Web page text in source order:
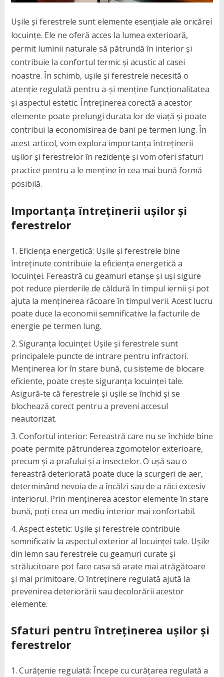
Ușile și ferestrele sunt elemente esențiale ale oricărei
locuințe. Ele ne oferă acces la lumea exterioară,
permit luminii naturale să pătrundă în interior și
contribuie la confortul termic și acustic al casei
noastre. În schimb, ușile și ferestrele necesită o
atenție regulată pentru a-și menține funcționalitatea
și aspectul estetic. Întreținerea corectă a acestor
elemente poate prelungi durata lor de viață și poate
contribui la economisirea de bani pe termen lung. În
acest articol, vom explora importanța întreținerii
ușilor și ferestrelor în rezidențe și vom oferi sfaturi
practice pentru a le menține în cea mai bună formă
posibilă.
Importanța întreținerii ușilor și
ferestrelor
Eficiența energetică: Ușile și ferestrele bine
întreținute contribuie la eficiența energetică a
locuinței. Fereastră cu geamuri etanșe și uși sigure
pot reduce pierderile de căldură în timpul iernii și pot
ajuta la menținerea răcoare în timpul verii. Acest lucru
poate duce la economii semnificative la facturile de
energie pe termen lung.
Siguranța locuinței: Ușile și ferestrele sunt
principalele puncte de intrare pentru infractori.
Menținerea lor în stare bună, cu sisteme de blocare
eficiente, poate crește siguranța locuinței tale.
Asigură-te că ferestrele și ușile se închid și se
blochează corect pentru a preveni accesul
neautorizat.
Confortul interior: Fereastră care nu se închide bine
poate permite pătrunderea zgomotelor exterioare,
precum și a prafului și a insectelor. O ușă sau o
fereastră deteriorată poate duce la scurgeri de aer,
determinând nevoia de a încălzi sau de a răci excesiv
interiorul. Prin menținerea acestor elemente în stare
bună, poți crea un mediu interior mai confortabil.
Aspect estetic: Ușile și ferestrele contribuie
semnificativ la aspectul exterior al locuinței tale. Ușile
din lemn sau ferestrele cu geamuri curate și
strălucitoare pot face casa să arate mai atrăgătoare
și mai primitoare. O întreținere regulată ajută la
prevenirea deteriorării sau decolorării acestor
elemente.
Sfaturi pentru întreținerea ușilor și
ferestrelor
Curățenie regulată: Începe cu curățarea regulată a